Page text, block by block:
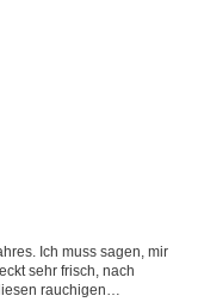
Ich muss sagen, mir
sehr frisch, nach
rauchigen